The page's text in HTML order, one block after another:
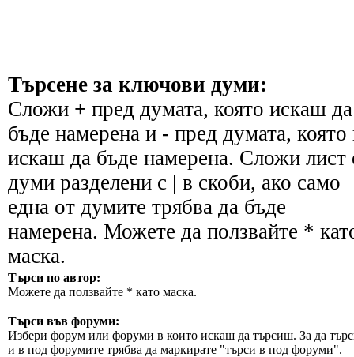
Търсене за ключови думи:
Сложи + пред думата, която искаш да
бъде намерена и - пред думата, която
искаш да бъде намерена. Сложи лист
думи разделени с | в скоби, ако само
една от думите трябва да бъде
намерена. Можете да ползвайте *
маска.
Търси по автор:
Можете да ползвайте * като маска.
Търси във форуми:
Избери форум или форуми в които искаш да търсиш. За да
и в под форумите трябва да маркирате "търси в под форуми".